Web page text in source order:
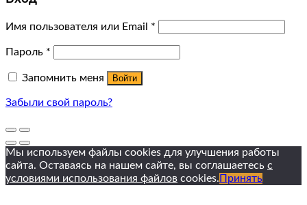
Имя пользователя или Email *
Пароль *
Запомнить меня Войти
Забыли свой пароль?
Мы используем файлы cookies для улучшения работы
сайта. Оставаясь на нашем сайте, вы соглашаетесь с
условиями использования файлов cookies. Принять